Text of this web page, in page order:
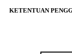
KETENTUAN